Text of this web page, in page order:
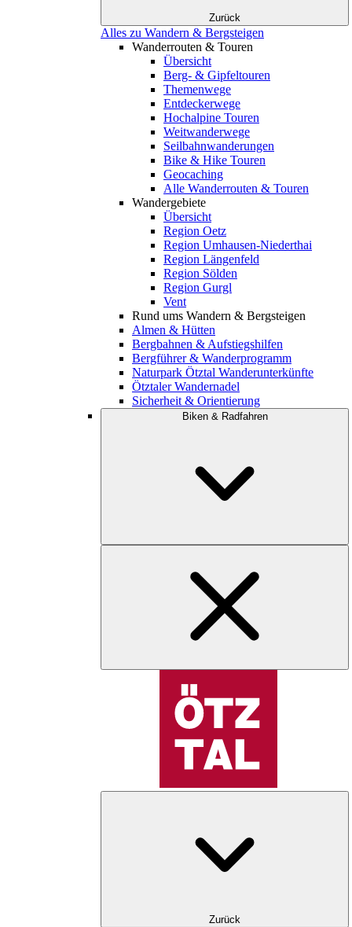
Zurück
Alles zu Wandern & Bergsteigen
Wanderrouten & Touren
Übersicht
Berg- & Gipfeltouren
Themenwege
Entdeckerwege
Hochalpine Touren
Weitwanderwege
Seilbahnwanderungen
Bike & Hike Touren
Geocaching
Alle Wanderrouten & Touren
Wandergebiete
Übersicht
Region Oetz
Region Umhausen-Niederthai
Region Längenfeld
Region Sölden
Region Gurgl
Vent
Rund ums Wandern & Bergsteigen
Almen & Hütten
Bergbahnen & Aufstiegshilfen
Bergführer & Wanderprogramm
Naturpark Ötztal Wanderunterkünfte
Ötztaler Wandernadel
Sicherheit & Orientierung
Biken & Radfahren
Zurück